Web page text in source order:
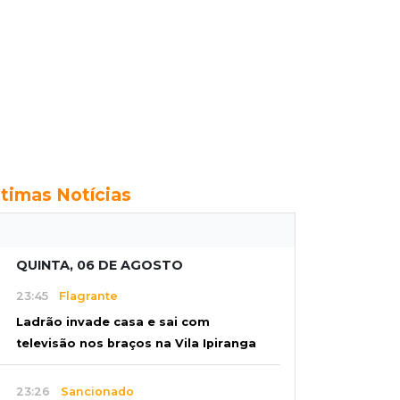
Notícias
QUINTA, 06 DE AGOSTO
23:45 Flagrante
Ladrão invade casa e sai com
televisão nos braços na Vila Ipiranga
23:26 Sancionado